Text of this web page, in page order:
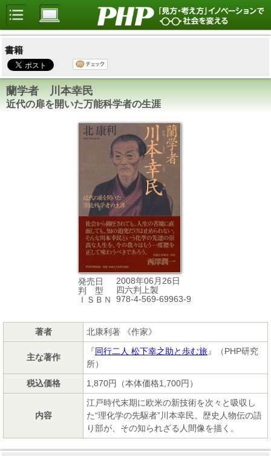
書籍
蘭学者 川本幸民
近代の扉を開いた万能科学者の生涯
発売日
2008年06月26日
判 型
四六判上製
ＩＳＢＮ
978-4-569-69963-9
著者 北康利著 《作家》
主な著作
『同行二人 松下幸之助と歩む旅』（PHP研究
所）
税込価格
1,870円（本体価格1,700円）
内容
江戸時代末期に欧米の新技術を次々と吸収し
た“理化学の先駆者”川本幸民。歴史人物伝の語
り部が、その知られざる人間像を描く。